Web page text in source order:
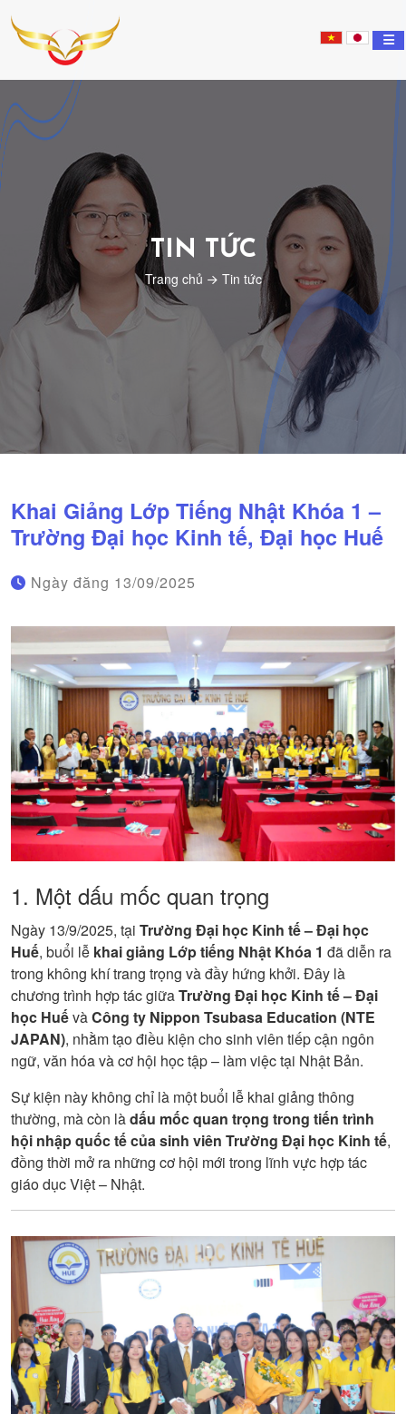
Nippon
Tsubasa
Education
TIN TỨC
Trang chủ Tin tức
Khai Giảng Lớp Tiếng Nhật Khóa 1 –
Trường Đại học Kinh tế, Đại học Huế
Ngày đăng 13/09/2025
1. Một dấu mốc quan trọng
Ngày 13/9/2025, tại Trường Đại học Kinh tế – Đại học
Huế, buổi lễ khai giảng Lớp tiếng Nhật Khóa 1 đã diễn ra
trong không khí trang trọng và đầy hứng khởi. Đây là
chương trình hợp tác giữaTrường Đại học Kinh tế – Đại
học HuếvàCông ty Nippon Tsubasa Education (NTE
JAPAN), nhằm tạo điều kiện cho sinh viên tiếp cận ngôn
ngữ, văn hóa và cơ hội học tập – làm việc tại Nhật Bản.
Sự kiện này không chỉ là một buổi lễ khai giảng thông
thường, mà còn làdấu mốc quan trọng trong tiến trình
hội nhập quốc tế của sinh viên Trường Đại học Kinh tế,
đồng thời mở ra những cơ hội mới trong lĩnh vực hợp tác
giáo dục Việt – Nhật.